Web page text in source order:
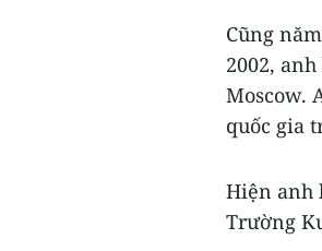
Cũng
2002,
Moscow.
quốc gia
Hiện anh
Trường